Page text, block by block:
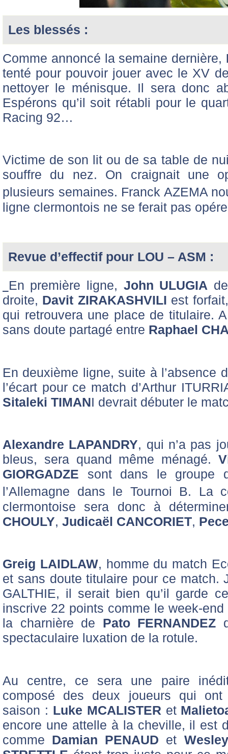
Les blessés :
Comme annoncé la semaine dernière,
tenté pour pouvoir jouer avec le XV
nettoyer le ménisque. Il sera donc
Espérons qu’il soit rétabli pour le
Racing 92…
Victime de son lit ou de sa table de
souffre du nez. On craignait une
plusieurs semaines. Franck AZEMA
ligne clermontois ne se ferait pas
Revue d’effectif pour LOU – ASM :
En première ligne, John ULUGIA
droite, Davit ZIRAKASHVILI est
qui retrouvera une place de titulaire.
sans doute partagé entre Raphael
En deuxième ligne, suite à l’absence
l’écart pour ce match d’Arthur
Sitaleki TIMANI devrait débuter le
Alexandre LAPANDRY, qui n’a pas
bleus, sera quand même ménagé.
GIORGADZE sont dans le groupe
l’Allemagne dans le Tournoi B. La
clermontoise sera donc à
CHOULY, Judicaël CANCORIET,
Greig LAIDLAW, homme du match
et sans doute titulaire pour ce match.
GALTHIE, il serait bien qu’il garde
inscrive 22 points comme le week-
la charnière de Pato FERNANDEZ
spectaculaire luxation de la rotule.
Au centre, ce sera une paire
composé des deux joueurs qui
saison : Luke MCALISTER et
encore une attelle à la cheville, il est
comme Damian PENAUD et